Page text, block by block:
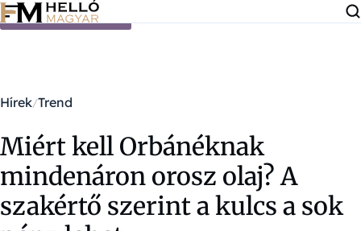
Ugrás a tartalomra
Hírek Trend
Miért kell Orbánéknak
mindenáron orosz olaj? A
szakértő szerint a kulcs a sok